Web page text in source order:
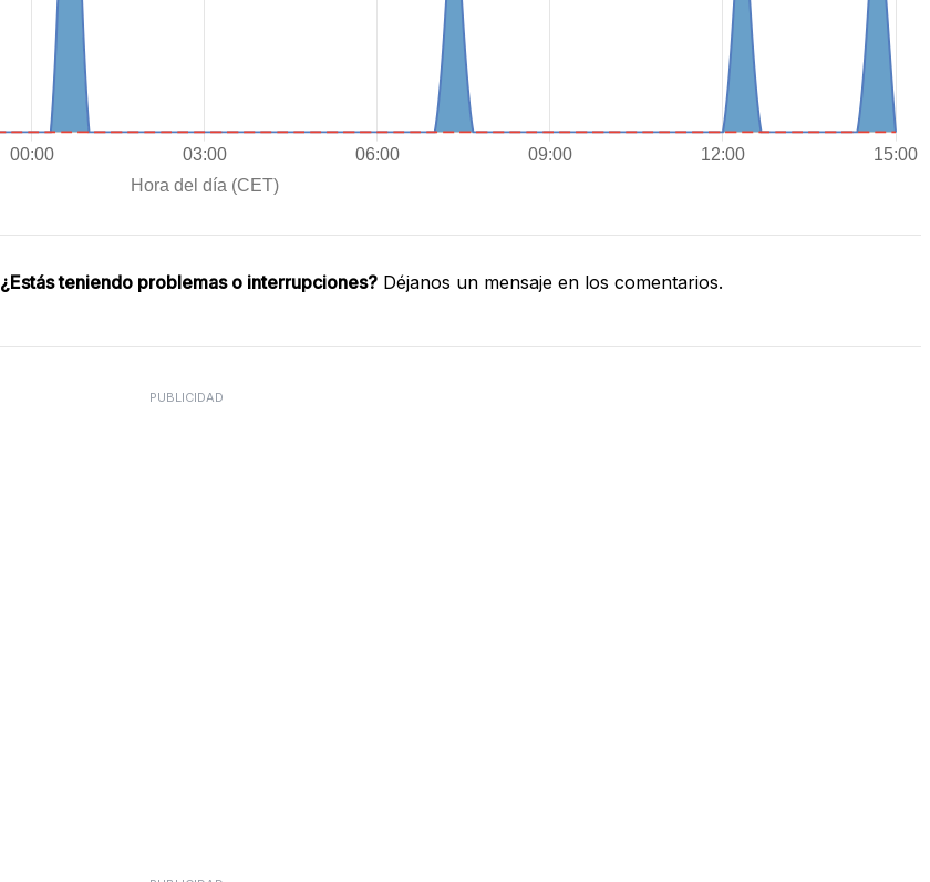
¿Estás teniendo problemas o interrupciones? Déjanos un mensaje en los comentarios.
PUBLICIDAD